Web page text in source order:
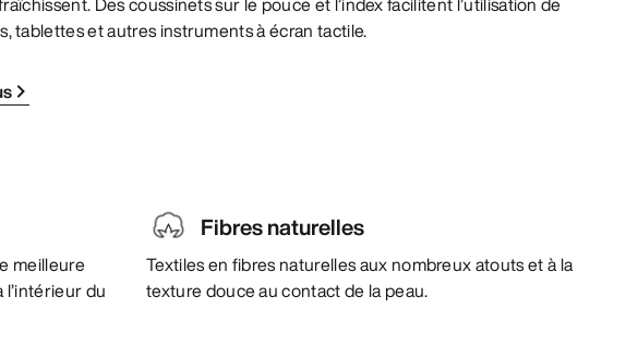
tablettes et autres instruments à écran tactile.
meilleure
du
Fibres naturelles
Textiles en fibres naturelles aux nombreux atouts et à la
texture douce au contact de la peau.